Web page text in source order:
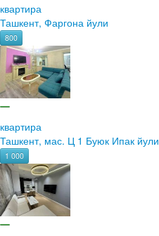
квартира
Ташкент, Фаргона йули
800
квартира
Ташкент, мас. Ц 1 Буюк Ипак йули
1 000